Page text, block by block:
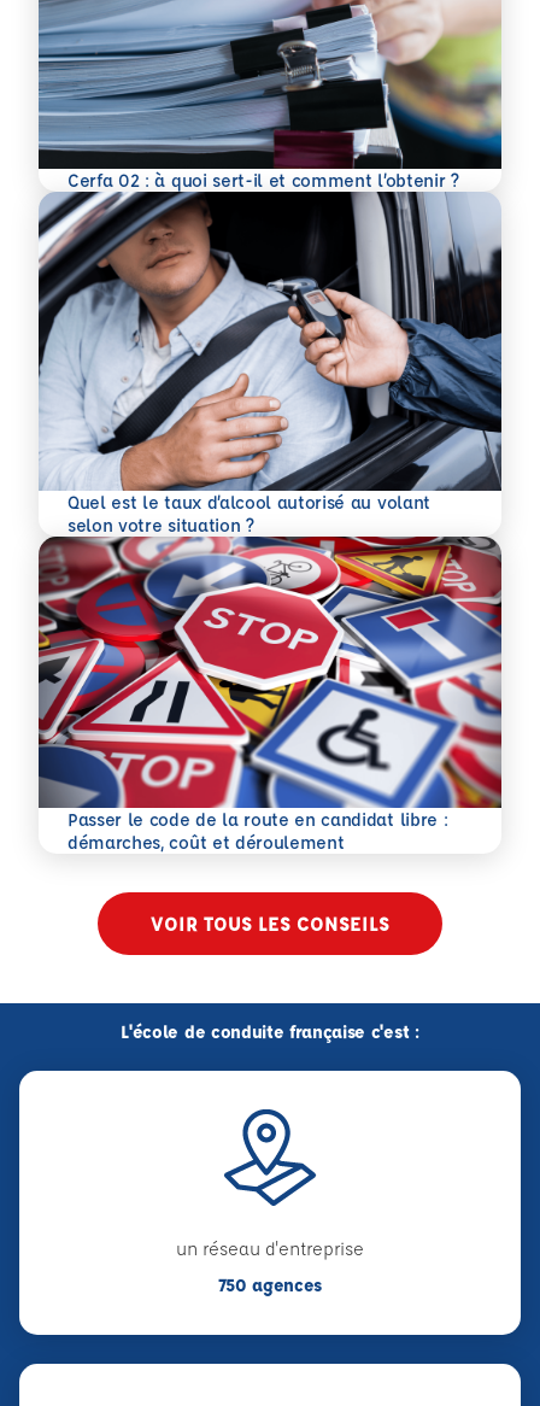
Cerfa 02 : à quoi sert-il et comment l’obtenir ?
En savoir plus
Quel est le taux d’alcool autorisé au volant
selon votre situation ?
En savoir plus
Passer le code de la route en candidat libre :
démarches, coût et déroulement
En savoir plus
VOIR TOUS LES CONSEILS
L'école de conduite française c'est :
un réseau d'entreprise
750 agences